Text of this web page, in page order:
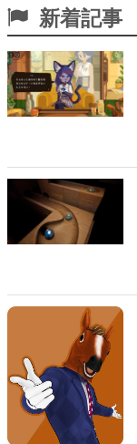
新着記事